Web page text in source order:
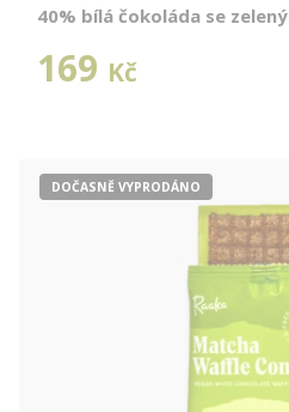
40% bílá čokoláda se
169 Kč
DOČASNĚ VYPRODÁNO